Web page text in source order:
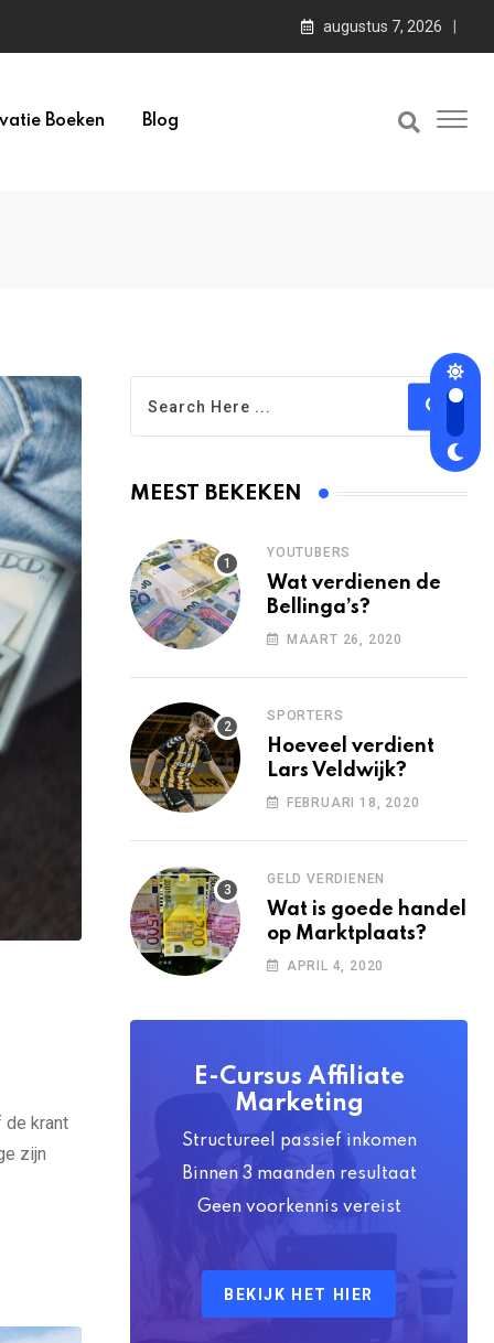
augustus 7, 2026
Boeken Blog
de krant
zijn
MEEST BEKEKEN
YOUTUBERS
Wat verdienen de
Bellinga’s?
MAART 26, 2020
SPORTERS
Hoeveel verdient
Lars Veldwijk?
FEBRUARI 18, 2020
GELD VERDIENEN
Wat is goede handel
op Marktplaats?
APRIL 4, 2020
E-Cursus Affiliate
Marketing
Structureel passief inkomen
Binnen 3 maanden resultaat
Geen voorkennis vereist
BEKIJK HET HIER